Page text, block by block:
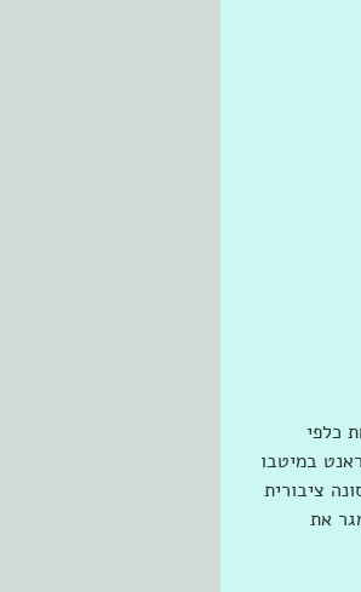
כלפי
יו גראנט במיטבו
ציבורית
את